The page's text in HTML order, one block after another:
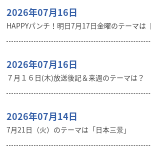
2026年07月16日
HAPPYパンチ！明日7月17日金曜のテーマは
2026年07月16日
７月１６日(木)放送後記＆来週のテーマは？
2026年07月14日
7月21日（火）のテーマは「日本三景」